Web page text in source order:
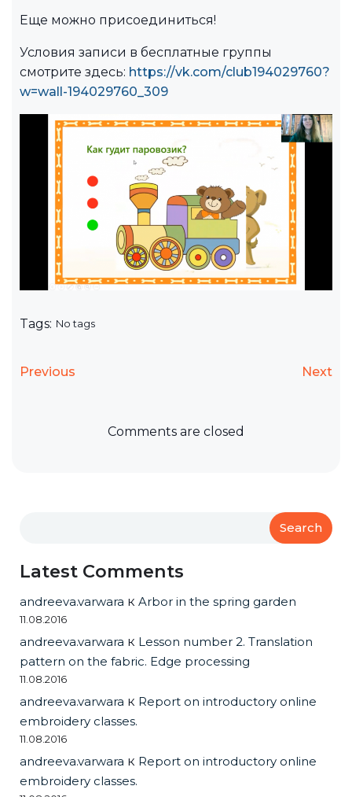
Еще можно присоединиться!
Условия записи в бесплатные группы
смотрите здесь: https://vk.com/club194029760?
w=wall-194029760_309
Tags: No tags
Previous Next
Comments are closed
Search
Latest Comments
andreeva.varwara к Arbor in the spring garden
11.08.2016
andreeva.varwara к Lesson number 2. Translation
pattern on the fabric. Edge processing
11.08.2016
andreeva.varwara к Report on introductory online
embroidery classes.
11.08.2016
andreeva.varwara к Report on introductory online
embroidery classes.